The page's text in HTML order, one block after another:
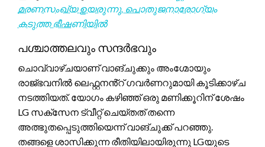
മരണസംഖ്യ ഉയരുന്നു, പൊതുജനാരോഗ്യം
കടുത്ത ഭീഷണിയിൽ
പശ്ചാത്തലവും സന്ദർഭവും
ചൊവ്വാഴ്ചയാണ് വാങ്ചുക്കും അംഗ്മോയും
രാജ്ഭവനിൽ ലെഫ്റ്റനൻ്റ് ഗവർണറുമായി കൂടിക്കാഴ്ച
നടത്തിയത്. യോഗം കഴിഞ്ഞ് ഒരു മണിക്കൂറിന് ശേഷം
LG സക്സേന ട്വീറ്റ് ചെയ്തത് തന്നെ
അത്ഭുതപ്പെടുത്തിയെന്ന് വാങ്ചുക്ക് പറഞ്ഞു.
തങ്ങളെ ശാസിക്കുന്ന രീതിയിലായിരുന്നു LGയുടെ